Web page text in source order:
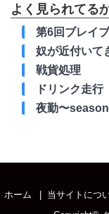
よく見られてる
第6回ブレイ
奴が近付いて
戦貨処理
ドリンク走行
夜勤〜
ホーム 当サイトにつ